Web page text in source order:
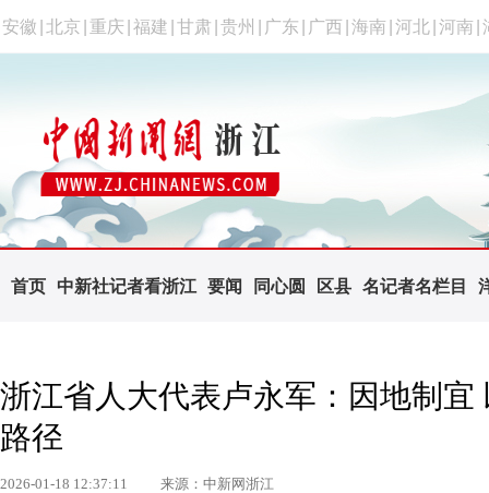
安徽 北京 重庆 福建 甘肃 贵州 广东 广西 海南 河北 河南
首页 中新社记者看浙江 要闻 同心圆 区县 名记者名栏目
浙江省人大代表卢永军：因地制
路径
2026-01-18 12:37:11 来源：中新网浙江